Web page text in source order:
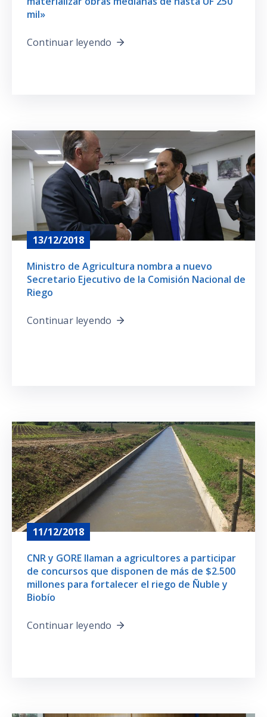
mil»
Continuar leyendo
13/12/2018
Ministro de Agricultura nombra a nuevo
Secretario Ejecutivo de la Comisión Nacional de
Riego
Continuar leyendo
11/12/2018
CNR y GORE llaman a agricultores a participar
de concursos que disponen de más de $2.500
millones para fortalecer el riego de Ñuble y
Biobío
Continuar leyendo